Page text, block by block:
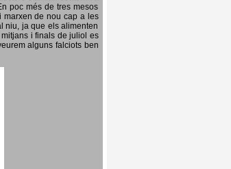
poc més de tres mesos
marxen de nou cap a les
niu, ja que els alimenten
i finals de juliol es
alguns falciots ben